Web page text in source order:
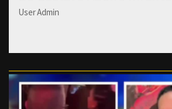
User Admin